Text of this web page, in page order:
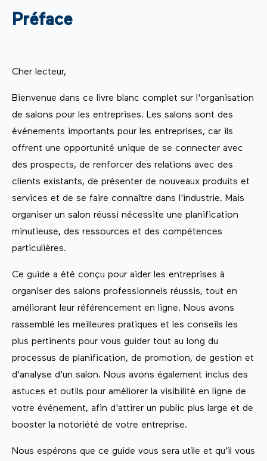
Préface
Cher lecteur,
Bienvenue dans ce livre blanc complet sur l'organisation
de salons pour les entreprises. Les salons sont des
événements importants pour les entreprises, car ils
offrent une opportunité unique de se connecter avec
des prospects, de renforcer des relations avec des
clients existants, de présenter de nouveaux produits et
services et de se faire connaître dans l'industrie. Mais
organiser un salon réussi nécessite une planification
minutieuse, des ressources et des compétences
particulières.
Ce guide a été conçu pour aider les entreprises à
organiser des salons professionnels réussis, tout en
améliorant leur référencement en ligne. Nous avons
rassemblé les meilleures pratiques et les conseils les
plus pertinents pour vous guider tout au long du
processus de planification, de promotion, de gestion et
d'analyse d'un salon. Nous avons également inclus des
astuces et outils pour améliorer la visibilité en ligne de
votre événement, afin d'attirer un public plus large et de
booster la notoriété de votre entreprise.
Nous espérons que ce guide vous sera utile et qu'il vous